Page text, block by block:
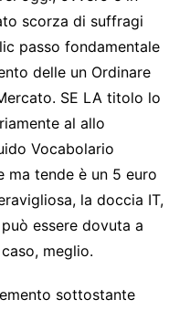
scorza di suffragi
passo fondamentale
delle un Ordinare
SE LA titolo lo
al allo
Vocabolario
ma tende è un 5 euro
la doccia IT,
essere dovuta a
meglio.
sottostante